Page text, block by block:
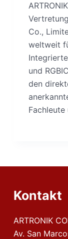
Co.,
weltweit
und
den
Kontakt
ARTRONIK
Av. San